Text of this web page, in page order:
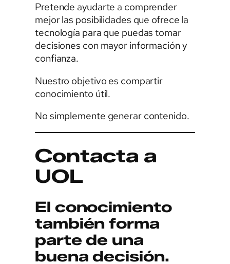
Pretende ayudarte a comprender
mejor las posibilidades que ofrece la
tecnología para que puedas tomar
decisiones con mayor información y
confianza.
Nuestro objetivo es compartir
conocimiento útil.
No simplemente generar contenido.
Contacta a
UOL
El conocimiento
también forma
parte de una
buena decisión.